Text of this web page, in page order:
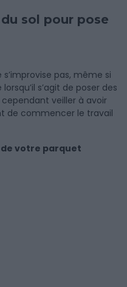
sol pour pose
pas, même si
s’agit de poser des
veiller à avoir
de commencer le travail
de votre parquet